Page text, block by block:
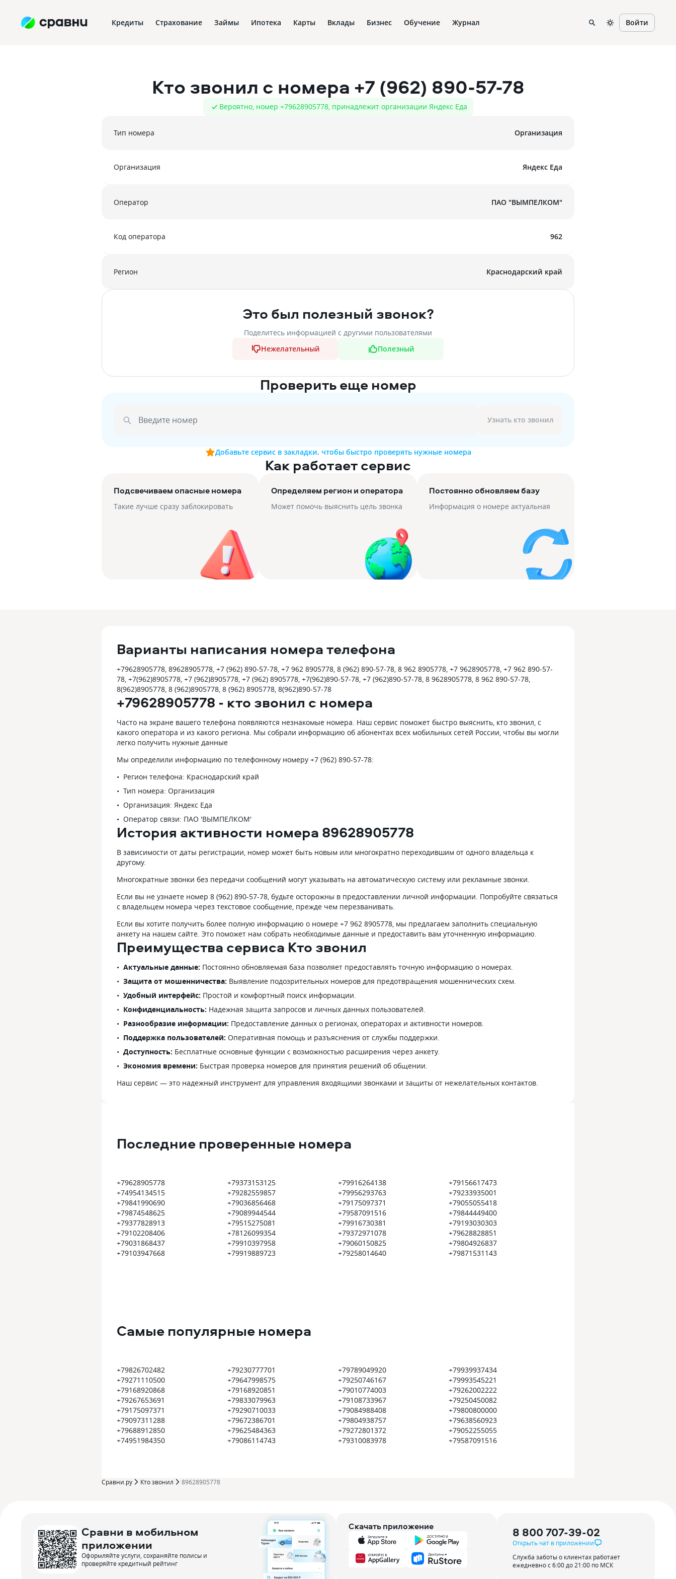
Кредиты Страхование Займы Ипотека Карты Вклады Бизнес Обучение Журнал Войти
Кто звонил с номера +7 (962) 890-57-78
Вероятно, номер +79628905778, принадлежит организации Яндекс Еда
Тип номера Организация
Организация Яндекс Еда
Оператор ПАО "ВЫМПЕЛКОМ"
Код оператора 962
Регион Краснодарский край
Это был полезный звонок?
Поделитесь информацией с другими пользователями
Нежелательный
Полезный
Проверить еще номер
Введите номер Узнать кто звонил
Добавьте сервис в закладки, чтобы быстро проверять нужные номера
Как работает сервис
Подсвечиваем опасные номера
Такие лучше сразу заблокировать
Определяем регион и оператора
Может помочь выяснить цель звонка
Постоянно обновляем базу
Информация о номере актуальная
Варианты написания номера телефона
+79628905778, 89628905778, +7 (962) 890-57-78, +7 962 8905778, 8 (962) 890-57-78, 8 962 8905778, +7 9628905778, +7 962 890-57-
78, +7(962)8905778, +7 (962)8905778, +7 (962) 8905778, +7(962)890-57-78, +7 (962)890-57-78, 8 9628905778, 8 962 890-57-78,
8(962)8905778, 8 (962)8905778, 8 (962) 8905778, 8(962)890-57-78
+79628905778 - кто звонил с номера
Часто на экране вашего телефона появляются незнакомые номера. Наш сервис поможет быстро выяснить, кто звонил, с
какого оператора и из какого региона. Мы собрали информацию об абонентах всех мобильных сетей России, чтобы вы могли
легко получить нужные данные
Мы определили информацию по телефонному номеру +7 (962) 890-57-78:
Регион телефона: Краснодарский край
Тип номера: Организация
Организация: Яндекс Еда
Оператор связи: ПАО 'ВЫМПЕЛКОМ'
История активности номера 89628905778
В зависимости от даты регистрации, номер может быть новым или многократно переходившим от одного владельца к
другому.
Многократные звонки без передачи сообщений могут указывать на автоматическую систему или рекламные звонки.
Если вы не узнаете номер 8 (962) 890-57-78, будьте осторожны в предоставлении личной информации. Попробуйте связаться
с владельцем номера через текстовое сообщение, прежде чем перезванивать.
Если вы хотите получить более полную информацию о номере +7 962 8905778, мы предлагаем заполнить специальную
анкету на нашем сайте. Это поможет нам собрать необходимые данные и предоставить вам уточненную информацию.
Преимущества сервиса Кто звонил
Актуальные данные: Постоянно обновляемая база позволяет предоставлять точную информацию о номерах.
Защита от мошенничества: Выявление подозрительных номеров для предотвращения мошеннических схем.
Удобный интерфейс: Простой и комфортный поиск информации.
Конфиденциальность: Надежная защита запросов и личных данных пользователей.
Разнообразие информации: Предоставление данных о регионах, операторах и активности номеров.
Поддержка пользователей: Оперативная помощь и разъяснения от службы поддержки.
Доступность: Бесплатные основные функции с возможностью расширения через анкету.
Экономия времени: Быстрая проверка номеров для принятия решений об общении.
Наш сервис — это надежный инструмент для управления входящими звонками и защиты от нежелательных контактов.
Последние проверенные номера
+79628905778
+74954134515
+79841990690
+79874548625
+79377828913
+79102208406
+79031868437
+79103947668
+79373153125
+79282559857
+79036856468
+79089944544
+79515275081
+78126099354
+79910397958
+79919889723
+79916264138
+79956293763
+79175097371
+79587091516
+79916730381
+79372971078
+79060150825
+79258014640
+79156617473
+79233935001
+79055055418
+79844449400
+79193030303
+79628828851
+79804926837
+79871531143
Самые популярные номера
+79826702482
+79271110500
+79168920868
+79267653691
+79175097371
+79097311288
+79688912850
+74951984350
+79230777701
+79647998575
+79168920851
+79833079963
+79290710033
+79672386701
+79625484363
+79086114743
+79789049920
+79250746167
+79010774003
+79108733967
+79084988408
+79804938757
+79272801372
+79310083978
+79939937434
+79993545221
+79262002222
+79250450082
+79800800000
+79638560923
+79052255055
+79587091516
Сравни.ру Кто звонил 89628905778
Сравни в мобильном
приложении
Оформляйте услуги, сохраняйте полисы и
проверяйте кредитный рейтинг
Скачать приложение 8 800 707-39-02
Открыть чат в приложении
Служба заботы о клиентах работает
ежедневно с 6:00 до 21:00 по МСК